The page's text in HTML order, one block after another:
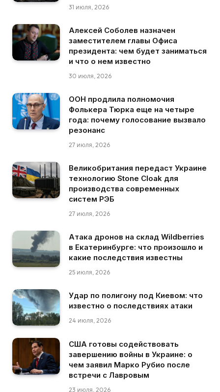
31 июля, 2026
Алексей Соболев назначен
заместителем главы Офиса
президента: чем будет заниматься
и что о нем известно
30 июля, 2026
ООН продлила полномочия
Фолькера Тюрка еще на четыре
года: почему голосование вызвало
резонанс
27 июля, 2026
Великобритания передаст Украине
технологию Stone Cloak для
производства современных
систем РЭБ
27 июля, 2026
Атака дронов на склад Wildberries
в Екатеринбурге: что произошло и
какие последствия известны
25 июля, 2026
Удар по полигону под Киевом: что
известно о последствиях атаки
24 июля, 2026
США готовы содействовать
завершению войны в Украине: о
чем заявил Марко Рубио после
встречи с Лавровым
23 июля, 2026